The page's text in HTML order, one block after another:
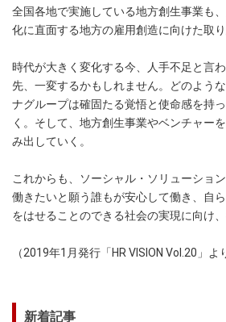
全国各地で実施している地方創生事業も
化に直面する地方の雇用創造に向けた取り
時代が大きく変化する今、人手不足と言
先、一変するかもしれません。どのよう
ナグループは確固たる覚悟と使命感を持
く。そして、地方創生事業やベンチャー
み出していく。
これからも、ソーシャル・ソリューショ
働きたいと願う誰もが安心して働き、自
をはせることのできる社会の実現に向け
（2019年1月発行「HR VISION Vol.20」よ
新着記事